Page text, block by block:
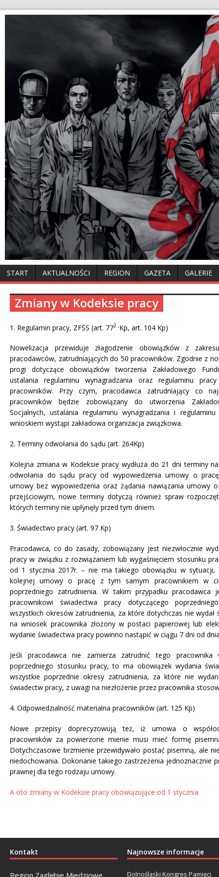
START AKTUALNOŚCI REGION GAZETA GALERIE
Zmiany w Kodeksie pracy
1. Regulamin pracy, ZFŚS (art. 772 ,Kp, art. 104 Kp)
Nowelizacja przewiduje złagodzenie obowiązków z
pracodawców, zatrudniających do 50 pracowników. Zgodnie z
progi dotyczące obowiązków tworzenia Zakładowego
ustalania regulaminu wynagradzania oraz regulaminu
pracowników. Przy czym, pracodawca zatrudniający co
pracowników będzie zobowiązany do utworzenia
Socjalnych, ustalania regulaminu wynagradzania i
wnioskiem wystąpi zakładowa organizacja związkowa.
2. Terminy odwołania do sądu (art. 264Kp)
Kolejna zmiana w Kodeksie pracy wydłuża do 21 dni terminy
odwołania do sądu pracy od wypowiedzenia umowy o
umowy bez wypowiedzenia oraz żądania nawiązania umowy
przejściowym, nowe terminy dotyczą również spraw
których terminy nie upłynęły przed tym dniem.
3. Świadectwo pracy (art. 97 Kp)
Pracodawca, co do zasady, zobowiązany jest niezwłocznie
pracy w związku z rozwiązaniem lub wygaśnięciem stosunku
od 1 stycznia 2017r. – nie ma takiego obowiązku w sytuacji,
kolejnej umowy o pracę z tym samym pracownikiem w
poprzedniego zatrudnienia. W takim przypadku pracodawca
pracownikowi świadectwa pracy dotyczącego
wszystkich okresów zatrudnienia, za które dotychczas nie wydał
na wniosek pracownika złożony w postaci papierowej lub
wydanie świadectwa pracy powinno nastąpić w ciągu 7 dni od
Jeśli pracodawca nie zamierza zatrudnić tego
poprzedniego stosunku pracy, to ma obowiązek wydania
wszystkie poprzednie okresy zatrudnienia, za które nie
świadectw pracy, z uwagi na niezłożenie przez pracownika
4. Odpowiedzialność materialna pracowników (art. 125 Kp)
Nowe przepisy doprecyzowują też, iż umowa o
pracowników za powierzone mienie musi mieć formę
Dotychczasowe brzmienie przewidywało postać pisemną, ale
niedochowania. Dokonanie takiego zastrzeżenia jednoznacznie
prawnej dla tego rodzaju umowy.
A oto zmiany w Kodeksie pracy obowiązujące od 1 stycznia
Kontakt Najnowsze informacje
Dolnośląski Kongres Pamięci